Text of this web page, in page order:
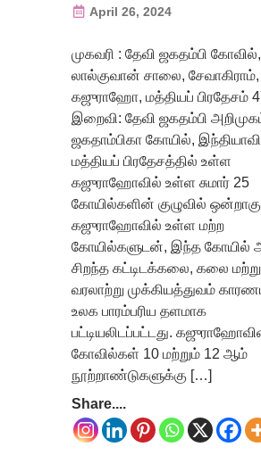
April 26, 2024
முகவரி : தேவி ஜகதம்பி கோவில்,
லால்குவான் சாலை, சேவாகிராம்,
கஜுராஹோ, மத்தியப் பிரதேசம்
இறைவி: தேவி ஜகதம்பி
ஜகதாம்பிகா கோயில்,
மத்தியப் பிரதேசத்தில் உள்ள
கஜுராஹோவில் உள்ள சுமார் 25
கோயில்களின் குழுவில்
கஜுராஹோவில் உள்ள மற்ற
கோயில்களுடன், இந்த கோயில்
சிறந்த கட்டிடக்கலை, கலை
வரலாற்று முக்கியத்துவம்
உலக பாரம்பரிய தளமாக
பட்டியலிடப்பட்டது.
கோவில்கள் 10 மற்றும் 12 ஆம்
நூற்றாண்டுகளுக்கு […]
Share....